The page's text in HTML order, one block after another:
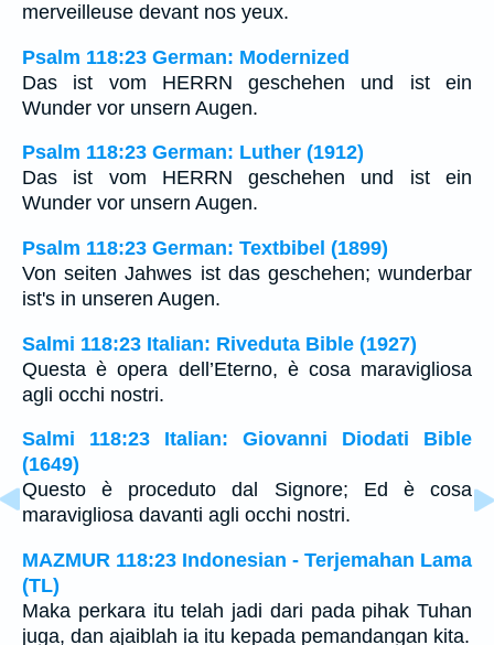
merveilleuse devant nos yeux.
Psalm 118:23 German: Modernized
Das ist vom HERRN geschehen und ist ein
Wunder vor unsern Augen.
Psalm 118:23 German: Luther (1912)
Das ist vom HERRN geschehen und ist ein
Wunder vor unsern Augen.
Psalm 118:23 German: Textbibel (1899)
Von seiten Jahwes ist das geschehen; wunderbar
ist's in unseren Augen.
Salmi 118:23 Italian: Riveduta Bible (1927)
Questa è opera dell’Eterno, è cosa maravigliosa
agli occhi nostri.
Salmi 118:23 Italian: Giovanni Diodati Bible
(1649)
Questo è proceduto dal Signore; Ed è cosa
maravigliosa davanti agli occhi nostri.
MAZMUR 118:23 Indonesian - Terjemahan Lama
(TL)
Maka perkara itu telah jadi dari pada pihak Tuhan
juga, dan ajaiblah ia itu kepada pemandangan kita.